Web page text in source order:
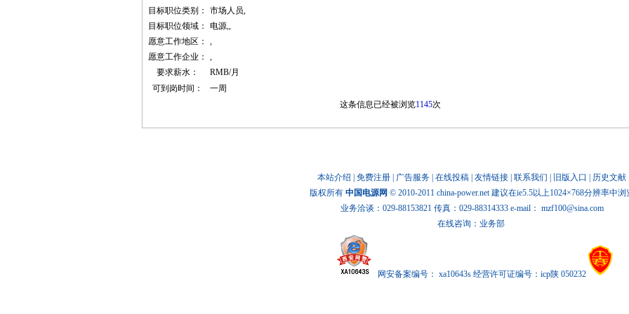
目标职位类别：
市场人员,
目标职位领域：
电源,,
愿意工作地区：
,
愿意工作企业：
,
要求薪水：
RMB/月
可到岗时间：
一周
这条信息已经被浏览1145次
本站介绍 免费注册 广告服务 在线投稿 友情链接 联系我们 旧版入口
历史文献
版权所有 中国电源网 © 2010-2011 china-power.net 建议在ie5.5以上1024×768分辨率中浏
业务洽谈：029-88153821 传真：029-88314333 e-mail： mzf100@sina.com
在线咨询：业务部
网安备案编号： xa10643s 经营许可证编号：icp陕 050232